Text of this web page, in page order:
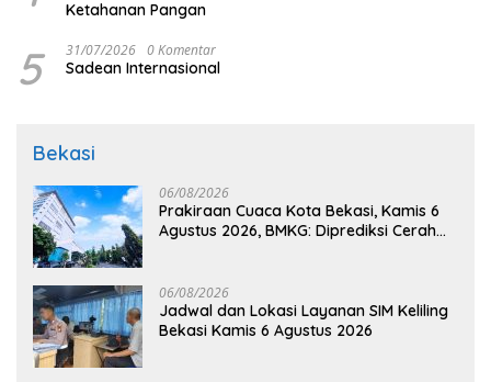
Ketahanan Pangan
5 31/07/2026 0 Komentar
Sadean Internasional
Bekasi
06/08/2026
Prakiraan Cuaca Kota Bekasi, Kamis 6
Agustus 2026, BMKG: Diprediksi Cerah
06/08/2026
Jadwal dan Lokasi Layanan SIM Keliling
Bekasi Kamis 6 Agustus 2026